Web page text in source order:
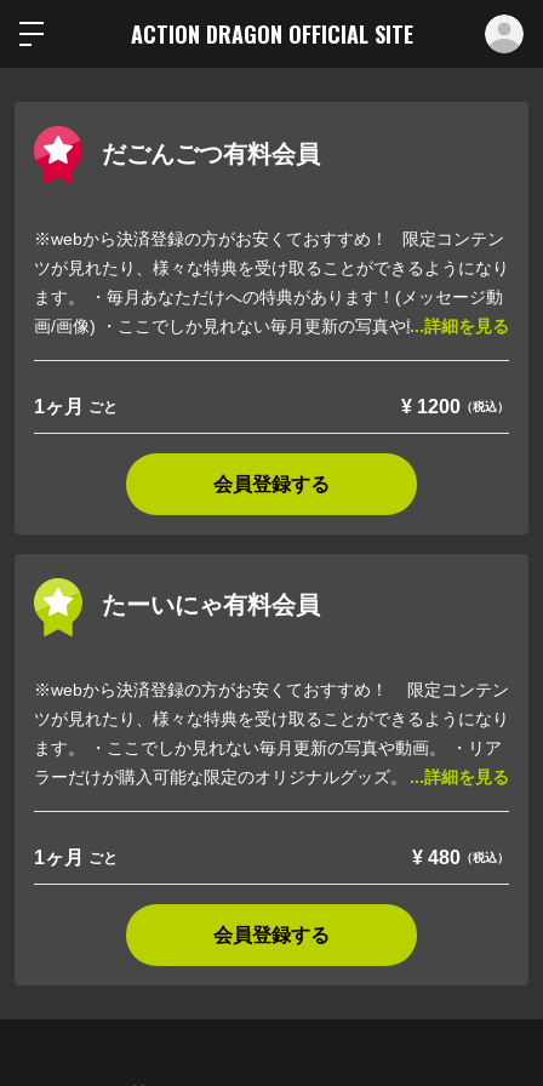
ACTION DRAGON OFFICIAL SITE
だごんごつ有料会員
※webから決済登録の方がお安くておすすめ！ 限定コンテン
ツが見れたり、様々な特典を受け取ることができるようになり
ます。 ・毎月あなただけへの特典があります！(メッセージ動
画/画像) ・ここでしか見れない毎月更新の写真や動画。 ・リ
随時追加予定☆
...詳細を見る
1ヶ月 ごと ¥ 1200 （税込）
会員登録する
たーいにゃ有料会員
※webから決済登録の方がお安くておすすめ！ 限定コンテン
ツが見れたり、様々な特典を受け取ることができるようになり
ます。 ・ここでしか見れない毎月更新の写真や動画。 ・リア
ラーだけが購入可能な限定のオリジナルグッズ。 ・リアラー
...詳細を見る
1ヶ月 ごと ¥ 480 （税込）
会員登録する